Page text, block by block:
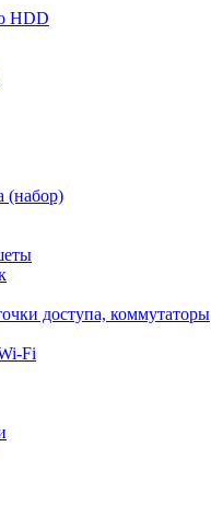
HDD
(набор)
доступа, коммутаторы
Fi